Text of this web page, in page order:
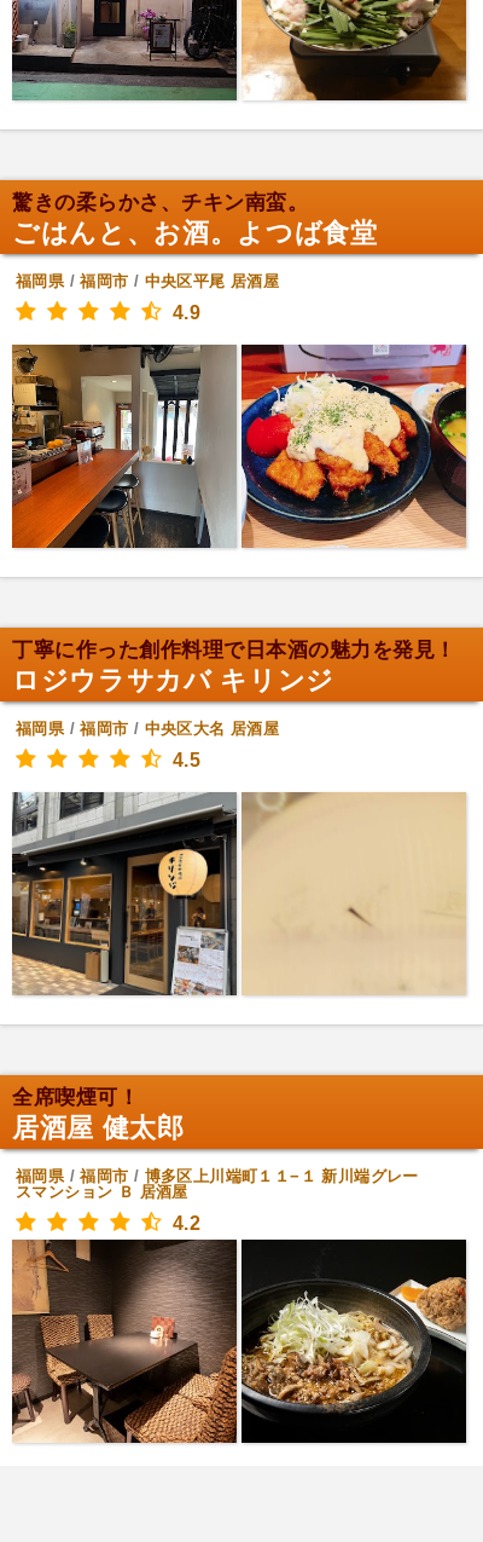
驚きの柔らかさ、チキン南蛮。
ごはんと、お酒。よつば食堂
福岡県/福岡市 / 中央区平尾 居酒屋
4.9
丁寧に作った創作料理で日本酒の魅力を発見！
ロジウラサカバ キリンジ
福岡県/福岡市 / 中央区大名 居酒屋
4.5
全席喫煙可！
居酒屋 健太郎
福岡県/福岡市 / 博多区上川端町１１−１ 新川端グレー
スマンション Ｂ 居酒屋
4.2